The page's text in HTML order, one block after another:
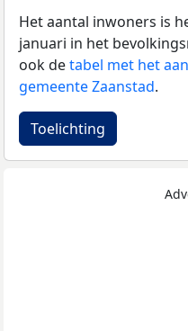
Het aantal inwoners is
januari in het
ook detabel met het
gemeente Zaanstad.
Toelichting